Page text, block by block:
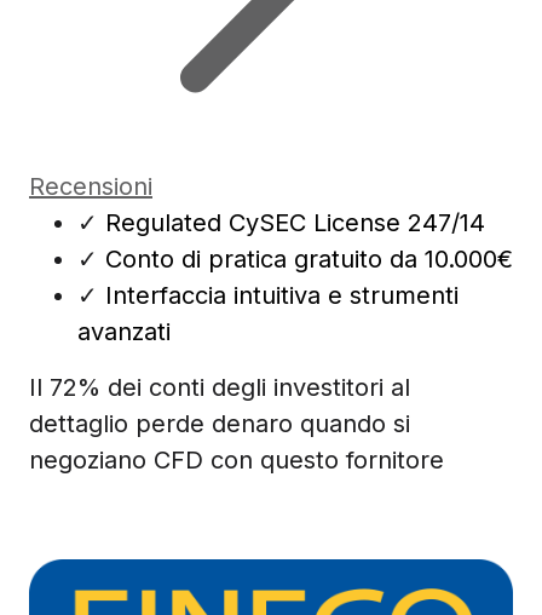
Recensioni
✓ Regulated CySEC License 247/14
✓ Conto di pratica gratuito da 10.000€
✓ Interfaccia intuitiva e strumenti
avanzati
Il 72% dei conti degli investitori al
dettaglio perde denaro quando si
negoziano CFD con questo fornitore